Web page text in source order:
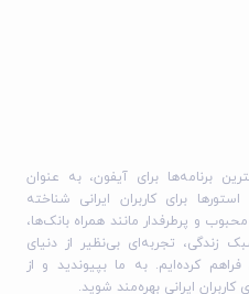
وانت یا خودروهای
اسنپ باکس رانندگان برای
گواهینامه موتور را بارگذاری کنید.
امکان مدیریت بسته‌ها، ردیابی
و در مراکز شهری مانند
برنامه‌ها برای آیفون، به عنوان
برای کاربران ایرانی شناخته
و پرطرفدار مانند همراه بانک‌ها،
زندگی، تجربه‌ای بی‌نظیر از دنیای
فراهم کرده‌ایم. به ما بپیوندید و از
ایرانی بهره‌مند شوید.